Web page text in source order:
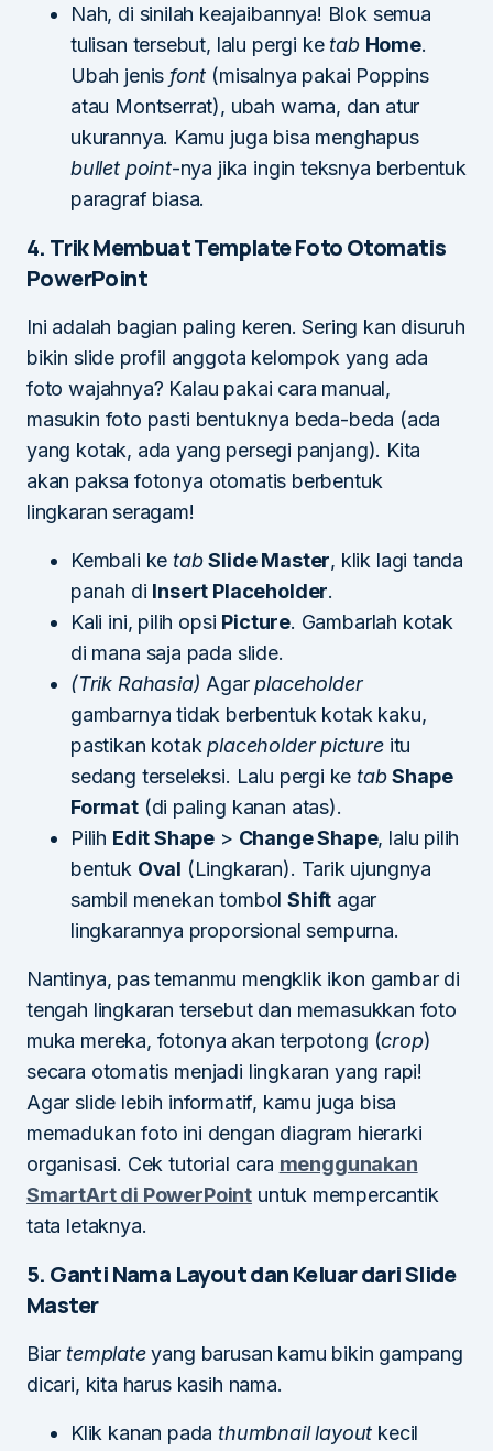
Nah, di sinilah keajaibannya! Blok semua
tulisan tersebut, lalu pergi ke tab Home.
Ubah jenis font (misalnya pakai Poppins
atau Montserrat), ubah warna, dan atur
ukurannya. Kamu juga bisa menghapus
bullet point-nya jika ingin teksnya berbentuk
paragraf biasa.
4. Trik Membuat Template Foto Otomatis
PowerPoint
Ini adalah bagian paling keren. Sering kan disuruh
bikin slide profil anggota kelompok yang ada
foto wajahnya? Kalau pakai cara manual,
masukin foto pasti bentuknya beda-beda (ada
yang kotak, ada yang persegi panjang). Kita
akan paksa fotonya otomatis berbentuk
lingkaran seragam!
Kembali ke tab Slide Master, klik lagi tanda
panah di Insert Placeholder.
Kali ini, pilih opsi Picture. Gambarlah kotak
di mana saja pada slide.
(Trik Rahasia) Agarplaceholder
gambarnya tidak berbentuk kotak kaku,
pastikan kotakplaceholder pictureitu
sedang terseleksi. Lalu pergi ke tab Shape
Format(di paling kanan atas).
Pilih Edit Shape > Change Shape, lalu pilih
bentuk Oval (Lingkaran). Tarik ujungnya
sambil menekan tombolShift agar
lingkarannya proporsional sempurna.
Nantinya, pas temanmu mengklik ikon gambar di
tengah lingkaran tersebut dan memasukkan foto
muka mereka, fotonya akan terpotong (crop)
secara otomatis menjadi lingkaran yang rapi!
Agar slide lebih informatif, kamu juga bisa
memadukan foto ini dengan diagram hierarki
organisasi. Cek tutorial cara menggunakan
SmartArt di PowerPoint untuk mempercantik
tata letaknya.
5. Ganti Nama Layout dan Keluar dari Slide
Master
Biar templateyang barusan kamu bikin gampang
dicari, kita harus kasih nama.
Klik kanan pada thumbnail layout kecil